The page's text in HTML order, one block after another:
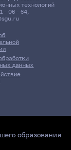
данных
технологий
- 06 - 64,
образования